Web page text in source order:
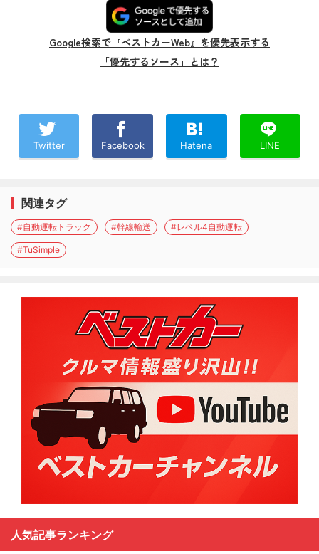
Google検索で『ベストカーWeb』を優先表示する
「優先するソース」とは？
Twitter Facebook Hatena LINE
関連タグ
#自動運転トラック #幹線輸送 #レベル4自動運転
#TuSimple
人気記事ランキング